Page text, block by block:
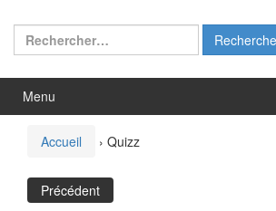
Rechercher :
Menu
Accueil › Quizz
Précédent